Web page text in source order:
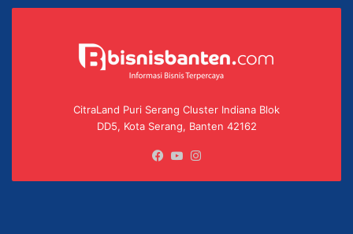
CitraLand Puri Serang Cluster Indiana Blok
DD5, Kota Serang, Banten 42162
Facebook
YouTube